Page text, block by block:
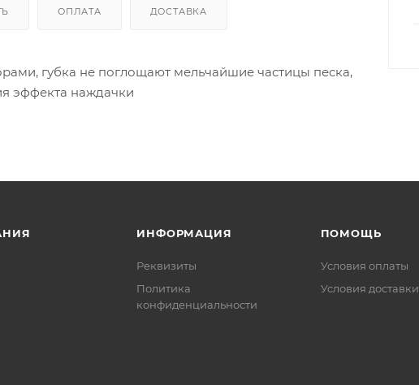
ОПЛАТА ДОСТАВКА
губка не поглощают мельчайшие частицы песка,
эффекта наждачки
ИНФОРМАЦИЯ
Реквизиты
Политика
конфиденциальности
ПОМОЩЬ
Условия оплаты
Условия доставки